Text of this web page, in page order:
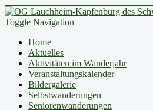
Toggle Navigation
Home
Aktuelles
Aktivitäten im Wanderjahr
Veranstaltungskalender
Bildergalerie
Selbstwanderungen
Seniorenwanderungen